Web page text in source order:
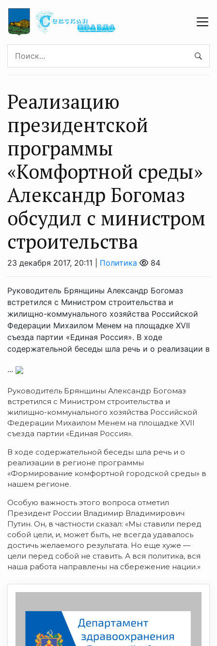
Реализацию
президентской
программы
«Комфортной среды»
Александр Богомаз
обсудил с министром
строительства
23 декабря 2017, 20:11 | Политика 84
Руководитель Брянщины Александр Богомаз
встретился с Министром строительства и
жилищно-коммунального хозяйства Российской
Федерации Михаилом Менем на площадке XVII
съезда партии «Единая Россия». В ходе
содержательной беседы шла речь и о реализации в
...
Руководитель Брянщины Александр Богомаз
встретился с Министром строительства и
жилищно-коммунального хозяйства Российской
Федерации Михаилом Менем на площадке XVII
съезда партии «Единая Россия».
В ходе содержательной беседы шла речь и о
реализации в регионе программы
«Формирование комфортной городской среды» в
нашем регионе.
Особую важность этого вопроса отметил
Президент России Владимир Владимирович
Путин. Он, в частности сказал: «Мы ставили перед
собой цели, и, может быть, не всегда удавалось
достичь желаемого результата. Но еще хуже —
цели перед собой не ставить. А вся политика, вся
наша работа направлены на сбережение нации.»